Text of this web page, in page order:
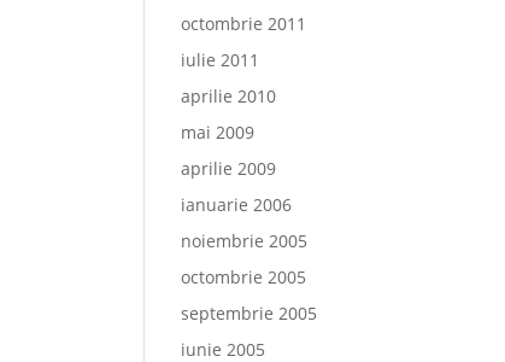
octombrie 2011
iulie 2011
aprilie 2010
mai 2009
aprilie 2009
ianuarie 2006
noiembrie 2005
octombrie 2005
septembrie 2005
iunie 2005